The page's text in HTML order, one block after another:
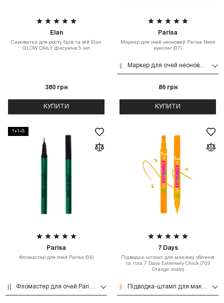
Elan
Сироватка для росту брів та вій Elan
GLOW DAILY фіксуюча 5 мл
380 грн
КУПИТИ
Parisa
Маркер для очей неоновий Parisa Neon
eyeliner (07)
Маркер для очей неоновий Parisa Neon eyeliner (07)
86 грн
КУПИТИ
1+1=3
Parisa
Фломастер для очей Parisa (04)
Фломастер для очей Parisa (04)
7 Days
Підводка-штамп для макіяжу обличчя
та тіла 7 Days Extremely Chick (703
Orange moon)
Підводка-штамп для макіяжу обличчя та тіла 7 Days Extremely Chick (703 Orange moon)